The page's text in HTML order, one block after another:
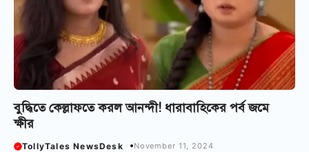
বুদ্ধিতে কেল্লাফতে করল আনন্দী! ধারাবাহিকের পর্ব জমে
ক্ষীর
TollyTales NewsDesk November 11, 2024